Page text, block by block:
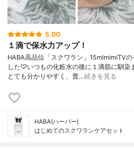
5.00
１滴で保水力アップ！
HABA高品位「スクワラン」15mlmimiTV
した♡いつもの化粧水の後に１滴肌に馴染
とても分かりやすく、普…続きを見る
HABA(ハーバー)
はじめてのスクワランケアセット